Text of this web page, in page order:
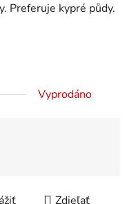
Preferuje kypré půdy.
Vyprodáno
Zdieľať